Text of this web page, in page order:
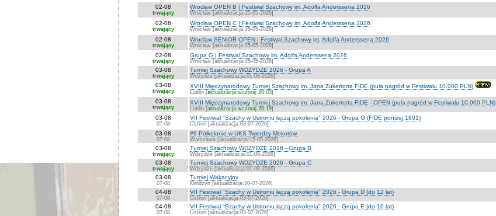
02-08
trwający
Wrocław OPEN B | Festiwal Szachowy im. Adolfa Anderssena 2026
Wrocław [aktualizacja:25-05-2026]
02-08
trwający
Wrocław OPEN C | Festiwal Szachowy im. Adolfa Anderssena 2026
Wrocław [aktualizacja:25-05-2026]
02-08
trwający
Wrocław SENIOR OPEN | Festiwal Szachowy im. Adolfa Anderssena 2026
Wrocław [aktualizacja:25-05-2026]
02-08
trwający
Grupa G | Festiwal Szachowy im. Adolfa Anderssena 2026
Wrocław [aktualizacja:25-05-2026]
03-08
trwający
Turniej Szachowy WDZYDZE 2026 - Grupa A
Wdzydze [aktualizacja:01-08-2026]
03-08
trwający
XVIII Międzynarodowy Turniej Szachowy im. Jana Zukertorta FIDE (pula nagród w Festiwalu 10.000 PLN)
Lublin [aktualizacja:wczoraj 20:03]
03-08
trwający
XVIII Międzynarodowy Turniej Szachowy im. Jana Zukertorta FIDE - OPEN (pula nagród w Festiwalu 10.000 PLN)
Lublin [aktualizacja:wczoraj 20:19]
03-08
07-08
VII Festiwal "Szachy w Ustroniu łączą pokolenia" 2026 - Grupa G (FIDE poniżej 1801)
Ustroń [aktualizacja:03-07-2026]
03-08
07-08
#6 Półkolonie w UKS Twierdzy Mokotów
Warszawa [aktualizacja:15-05-2026]
03-08
trwający
Turniej Szachowy WDZYDZE 2026 - Grupa B
Wdzydze [aktualizacja:01-08-2026]
03-08
trwający
Turniej Szachowy WDZYDZE 2026 - Grupa C
Wdzydze [aktualizacja:01-08-2026]
03-08
07-08
Turniej Wakacyjny
Kwidzyn [aktualizacja:20-07-2026]
04-08
07-08
VII Festiwal "Szachy w Ustroniu łączą pokolenia" 2026 - Grupa D (do 12 lat)
Ustroń [aktualizacja:03-07-2026]
04-08
07-08
VII Festiwal "Szachy w Ustroniu łączą pokolenia" 2026 - Grupa E (do 10 lat)
Ustroń [aktualizacja:03-07-2026]